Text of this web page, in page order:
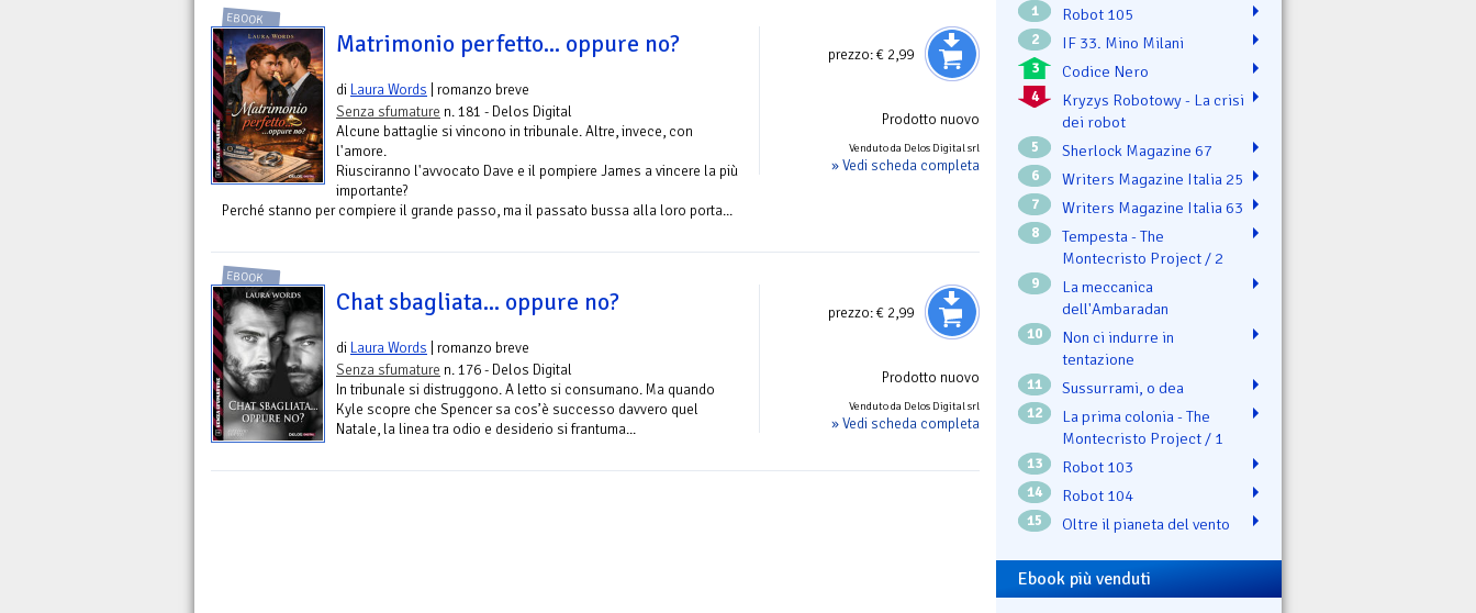
prezzo:€ 2,99
Prodotto nuovo
Venduto da Delos Digital srl
» Vedi scheda completa
EBOOK
Matrimonio perfetto... oppure no?
di Laura Words | romanzo breve
Senza sfumature n. 181 - Delos Digital
Alcune battaglie si vincono in tribunale. Altre, invece, con
l'amore.
Riusciranno l'avvocato Dave e il pompiere James a vincere la più
importante?
Perché stanno per compiere il grande passo, ma il passato bussa alla loro porta...
prezzo:€ 2,99
Prodotto nuovo
Venduto da Delos Digital srl
» Vedi scheda completa
EBOOK
Chat sbagliata... oppure no?
di Laura Words | romanzo breve
Senza sfumature n. 176 - Delos Digital
In tribunale si distruggono. A letto si consumano. Ma quando
Kyle scopre che Spencer sa cos’è successo davvero quel
Natale, la linea tra odio e desiderio si frantuma...
1 Robot 105
2 IF 33. Mino Milani
3 Codice Nero
4
Kryzys Robotowy - La crisi
dei robot
5 Sherlock Magazine 67
6 Writers Magazine Italia 25
7 Writers Magazine Italia 63
8
Tempesta - The
Montecristo Project / 2
9
La meccanica
dell'Ambaradan
10
Non ci indurre in
tentazione
11 Sussurrami, o dea
12
La prima colonia - The
Montecristo Project / 1
13 Robot 103
14 Robot 104
15 Oltre il pianeta del vento
Ebook più venduti